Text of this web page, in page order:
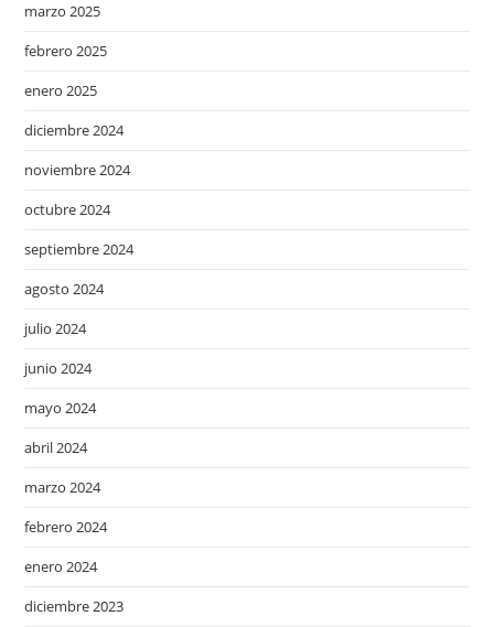
marzo 2025
febrero 2025
enero 2025
diciembre 2024
noviembre 2024
octubre 2024
septiembre 2024
agosto 2024
julio 2024
junio 2024
mayo 2024
abril 2024
marzo 2024
febrero 2024
enero 2024
diciembre 2023